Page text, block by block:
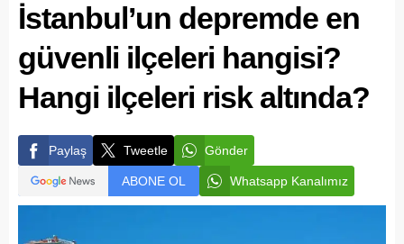
İstanbul’un depremde en
güvenli ilçeleri hangisi?
Hangi ilçeleri risk altında?
Paylaş Tweetle Gönder
ABONE OL Whatsapp Kanalımız